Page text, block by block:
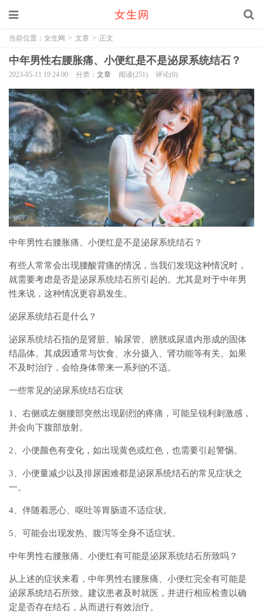
当前位置： 女生网 > 文章 > 正文
中年男性右腰胀痛、小便红是不是泌尿系统结石？
2023-05-11 19:24:00 分类： 文章 阅读(251) 评论(0)
中年男性右腰胀痛、小便红是不是泌尿系统结石？
有些人常常会出现腰酸背痛的情况，当我们发现这种情况时，
就需要考虑是否是泌尿系统结石所引起的。尤其是对于中年男
性来说，这种情况更容易发生。
泌尿系统结石是什么？
泌尿系统结石指的是肾脏、输尿管、膀胱或尿道内形成的固体
结晶体。其成因通常与饮食、水分摄入、肾功能等有关。如果
不及时治疗，会给身体带来一系列的不适。
一些常见的泌尿系统结石症状
1、右侧或左侧腰部突然出现剧烈的疼痛，可能呈锐利刺激感，
并会向下腹部放射。
2、小便颜色有变化，如出现黄色或红色，也需要引起警惕。
3、小便量减少以及排尿困难都是泌尿系统结石的常见症状之
一。
4、伴随着恶心、呕吐等胃肠道不适症状。
5、可能会出现发热、腹泻等全身不适症状。
中年男性右腰胀痛、小便红有可能是泌尿系统结石所致吗？
从上述的症状来看，中年男性右腰胀痛、小便红完全有可能是
泌尿系统结石所致。建议患者及时就医，并进行相应检查以确
定是否存在结石，从而进行有效治疗。